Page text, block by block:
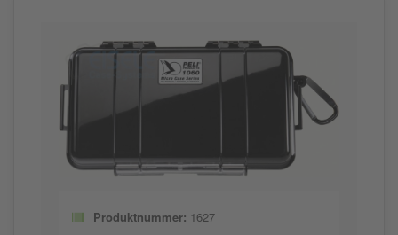
Produktnummer: 1627